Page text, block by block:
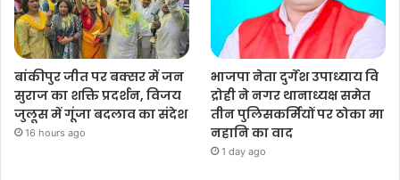
बांकीपुर जीत पर बक्सर में जन
सुराज का शक्ति प्रदर्शन, विजय
जुलूस में गूंजा बदलाव का संदेश
16 hours ago
भाजपा नेता दुर्गेश उपाध्याय वि
द्रोही ने नगर थानाध्यक्ष समेत
तीन पुलिसकर्मियों पर ठोका मा
नहानि का वाद
1 day ago